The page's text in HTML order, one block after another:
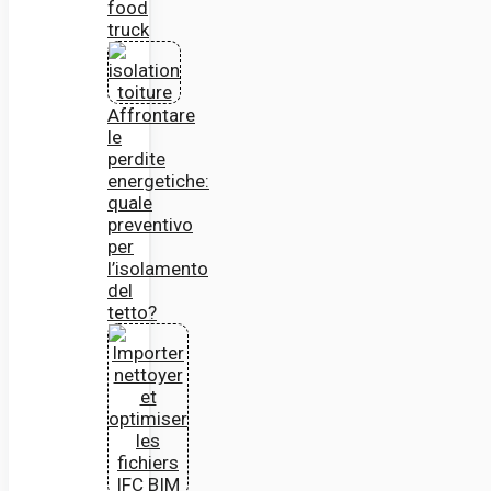
food
truck
Affrontare
le
perdite
energetiche:
quale
preventivo
per
l’isolamento
del
tetto?